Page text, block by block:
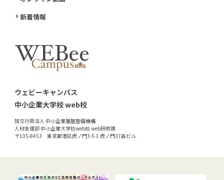
新着情報
ウェビーキャンパス
中小企業大学校 web校
独立行政法人 中小企業基盤整備機構
人材支援部 中小企業大学校web校 web研修課
〒105-8453 東京都港区虎ノ門3-5-1 虎ノ門37森ビル